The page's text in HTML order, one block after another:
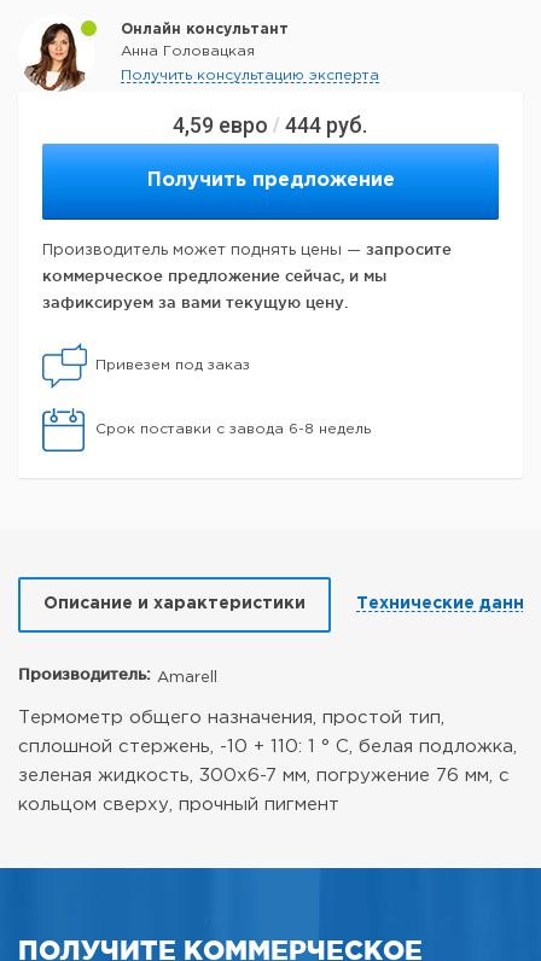
4,59 евро / 444 руб.
Получить предложение
Производитель может поднять цены — запросите
коммерческое предложение сейчас, и мы
зафиксируем за вами текущую цену.
Привезем под заказ
Срок поставки с завода 6-8 недель
Онлайн консультант
Анна Головацкая
Получить консультацию эксперта
Описание и характеристики Технические
Производитель: Amarell
Термометр общего назначения, простой тип,
сплошной стержень, -10 + 110: 1 ° C, белая подложка,
зеленая жидкость, 300x6-7 мм, погружение 76 мм, с
кольцом сверху, прочный пигмент
ПОЛУЧИТЕ КОММЕРЧЕСКОЕ